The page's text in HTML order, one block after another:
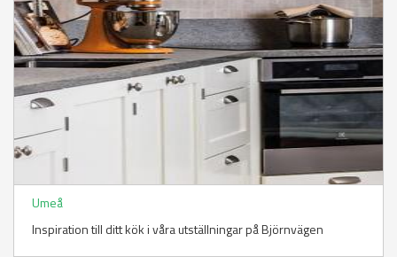
Umeå
Inspiration till ditt kök i våra utställningar på Björnvägen